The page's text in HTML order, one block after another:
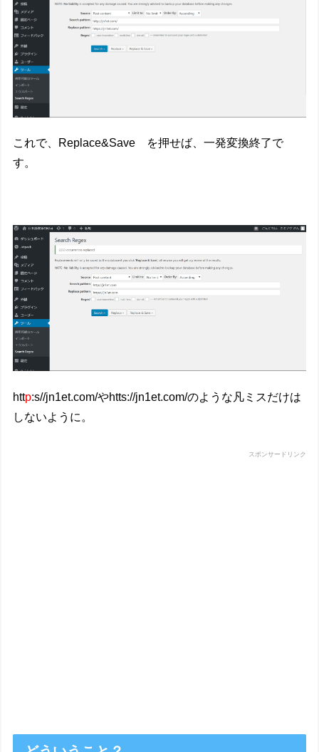
これで、Replace&Save を押せば、一発変換終了で
す。
http:s//jn1et.com/やhtts://jn1et.com/のような凡ミスだけは
しないように。
スポンサードリンク